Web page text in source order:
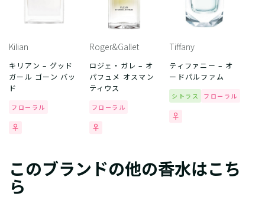
Kilian
キリアン – グッド
ガール ゴーン バッ
ド
フローラル
Roger&Gallet
ロジェ・ガレ – オ
パフュメ オスマン
ティウス
フローラル
Tiffany
ティファニー – オ
ードパルファム
シトラス フローラル
このブランドの他の香水はこち
ら